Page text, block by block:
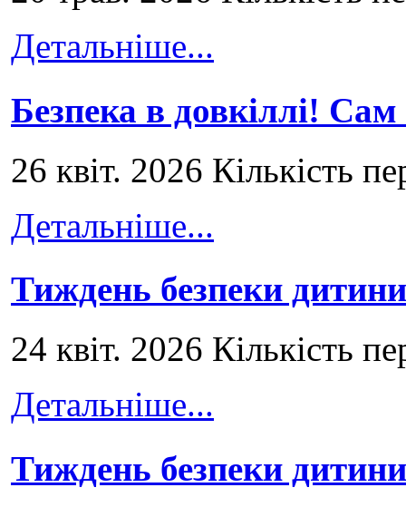
Детальніше...
Безпека в довкіллі!
26 квіт. 2026 Кількість
Детальніше...
Тиждень безпеки
24 квіт. 2026 Кількість
Детальніше...
Тиждень безпеки